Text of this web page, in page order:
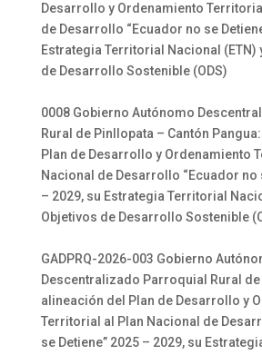
Desarrollo y Ordenamiento
de Desarrollo “Ecuador no se
Estrategia Territorial Nacional (ETN)
de Desarrollo Sostenible (ODS)
0008 Gobierno Autónomo
Rural de Pinllopata – Cantón
Plan de Desarrollo y Ordenamiento
Nacional de Desarrollo “Ecuador no
– 2029, su Estrategia Territorial
Objetivos de Desarrollo Sostenible
GADPRQ-2026-003 Gobierno
Descentralizado Parroquial Rural de
alineación del Plan de Desarrollo y
Territorial al Plan Nacional de
se Detiene” 2025 – 2029, su